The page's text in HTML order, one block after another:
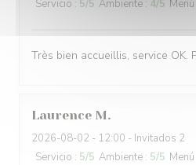
Servicio : 5/5 Ambiente : 4/5 Menú
Très bien accueillis, service OK.
Laurence M
2026-08-02 - 12:00 - Invitados 2
Servicio : 5/5 Ambiente : 5/5 Menú